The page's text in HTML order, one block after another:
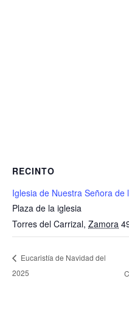
RECINTO
Iglesia de Nuestra Señora de
Plaza de la iglesia
Torres del Carrizal, Zamora
Eucaristía de Navidad del
2025